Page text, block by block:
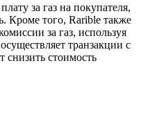
за газ на покупателя,
Кроме того, Rarible также
за газ, используя
транзакции с
снизить стоимость